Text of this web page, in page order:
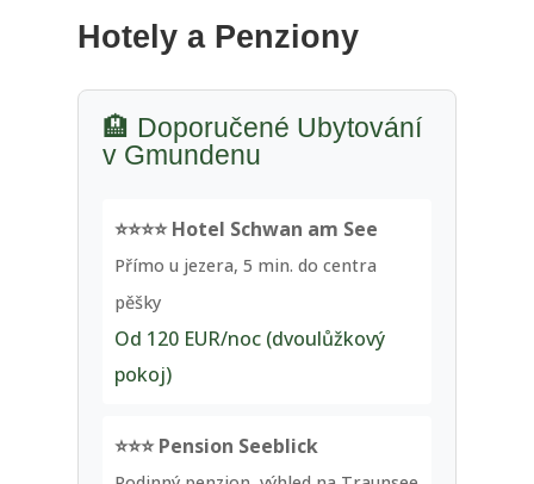
Hotely a Penziony
🏨 Doporučené Ubytování
v Gmundenu
⭐⭐⭐⭐ Hotel Schwan am See
Přímo u jezera, 5 min. do centra
pěšky
Od 120 EUR/noc (dvoulůžkový
pokoj)
⭐⭐⭐ Pension Seeblick